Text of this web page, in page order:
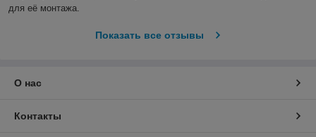
для её монтажа.
Показать все отзывы
О нас
Контакты